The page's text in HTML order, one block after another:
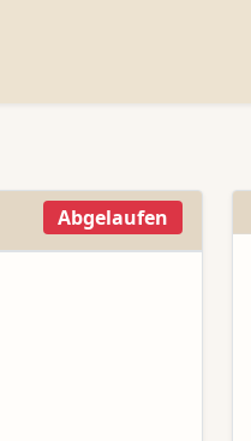
Abgelaufen